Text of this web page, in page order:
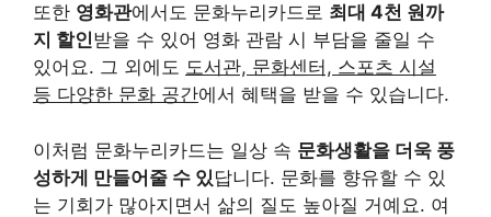
또한 영화관에서도 문화누리카드로 최대 4천 원까
지 할인받을 수 있어 영화 관람 시 부담을 줄일 수
있어요. 그 외에도 도서관, 문화센터, 스포츠 시설
등 다양한 문화 공간에서 혜택을 받을 수 있습니다.
이처럼 문화누리카드는 일상 속 문화생활을 더욱 풍
성하게 만들어줄 수 있 답니다. 문화를 향유할 수 있
는 기회가 많아지면서 삶의 질도 높아질 거예요. 여